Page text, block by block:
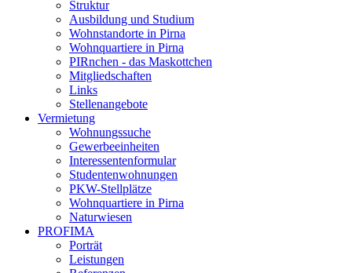
Struktur
Ausbildung und Studium
Wohnstandorte in Pirna
Wohnquartiere in Pirna
PIRnchen - das Maskottchen
Mitgliedschaften
Links
Stellenangebote
Vermietung
Wohnungssuche
Gewerbeeinheiten
Interessentenformular
Studentenwohnungen
PKW-Stellplätze
Wohnquartiere in Pirna
Naturwiesen
PROFIMA
Porträt
Leistungen